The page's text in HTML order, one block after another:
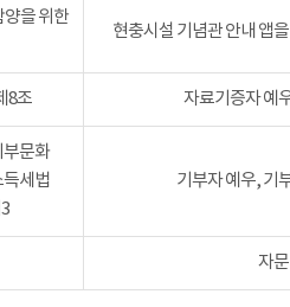
을 위한
현충시설 기념관 안내 앱
8조 자료기증자 예
부문화
득세법
기부자 예우, 기
자